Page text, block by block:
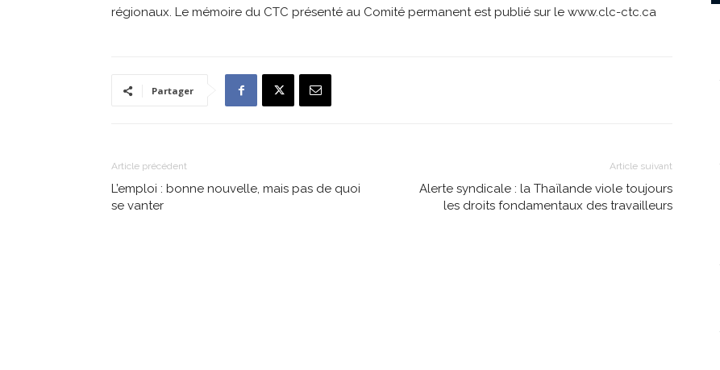
régionaux. Le mémoire du CTC présenté au Comité permanent est publié sur le www.clc-ctc.ca
Partager
Article précédent
L’emploi : bonne nouvelle, mais pas de quoi
se vanter
Article suivant
Alerte syndicale : la Thaïlande viole toujours
les droits fondamentaux des travailleurs